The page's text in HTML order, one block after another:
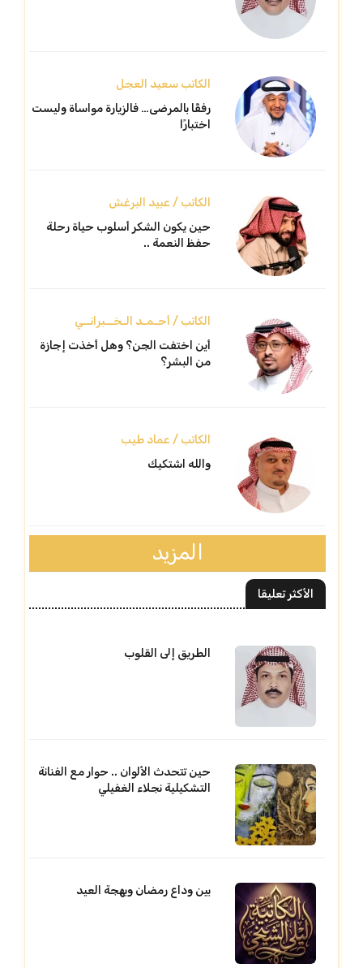
الكاتب سعيد العجل
رفقًا بالمرضى… فالزيارة مواساة وليست
اختبارًا
الكاتب / عبيد البرغش
حين يكون الشكر أسلوب حياة رحلة
حفظ النعمة ..
الكاتب / أحـمـد الـخــبرانــي
أين اختفت الجن؟ وهل أخذت إجازة
من البشر؟
الكاتب / عماد طيب
والله اشتكيك
المزيد
الأكثر تعليقا
الطريق إلى القلوب
حين تتحدث الألوان .. حوار مع الفنانة
التشكيلية نجلاء الغفيلي
بين وداع رمضان وبهجة العيد